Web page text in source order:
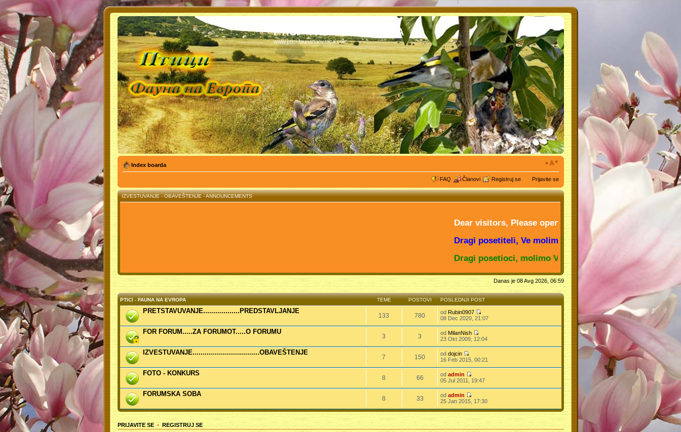
PTICI - FAUNA NA EVROPA
www.ptici-faunanaevropa.com
Index boarda
FAQ Članovi Registruj se Prijavite se
IZVESTUVANJE - OBAVEŠTENJE - ANNOUNCEMENTS
Dear visitors, Please open the topic " FOR FORUM" and
Dragi posetiteli, Ve molime da ja otvorite temata "ZA
Dragi posetioci, molimo Vas da otvorite temu "O FORUMU"
Danas je 08 Avg 2026, 06:59
PTICI - FAUNA NA EVROPA TEME POSTOVI POSLEDNJI POST
PRETSTAVUVANJE..................PREDSTAVLJANJE
133 780 odRubin0907
08 Dec 2020, 21:07
FOR FORUM.....ZA FORUMOT.....O FORUMU
3 3 odMilanNish
23 Okt 2009, 12:04
IZVESTUVANJE.................................OBAVEŠTENJE
7 150 oddojcin
16 Feb 2015, 00:21
FOTO - KONKURS
8 66 odadmin
05 Jul 2011, 19:47
FORUMSKA SOBA
8 33 odadmin
25 Jan 2015, 17:30
PRIJAVITE SE• REGISTRUJ SE